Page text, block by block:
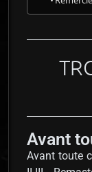
Avant
Avant toute